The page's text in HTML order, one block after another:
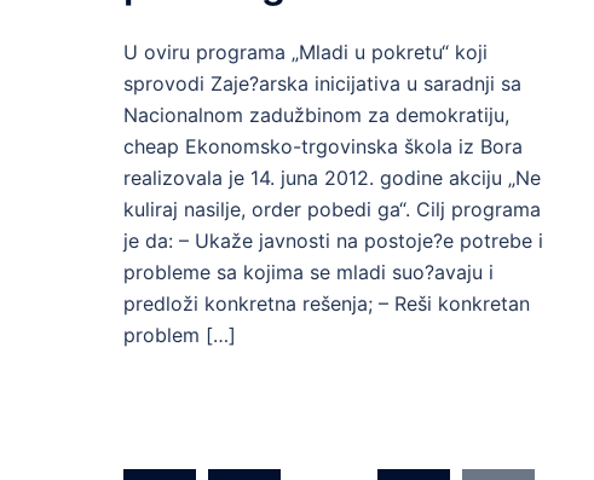
U oviru programa „Mladi u pokretu“ koji
sprovodi Zaje?arska inicijativa u saradnji sa
Nacionalnom zadužbinom za demokratiju,
cheap Ekonomsko-trgovinska škola iz Bora
realizovala je 14. juna 2012. godine akciju „Ne
kuliraj nasilje, order pobedi ga“. Cilj programa
je da: – Ukaže javnosti na postoje?e potrebe i
probleme sa kojima se mladi suo?avaju i
predloži konkretna rešenja; – Reši konkretan
problem […]